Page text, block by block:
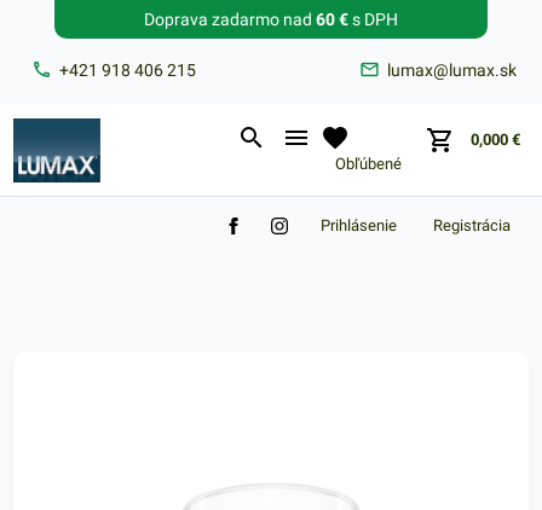
+421 918 406 215 lumax@lumax.sk
Doprava zadarmo nad 60 €s DPH
Obľúbené
0,000 €
Zabudnuté heslo?
Registrácia
Prihlásenie